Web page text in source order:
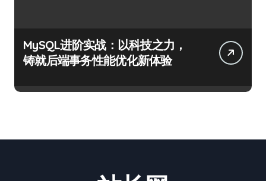
MySQL进阶实战：以科技之力，
铸就后端事务性能优化新体验